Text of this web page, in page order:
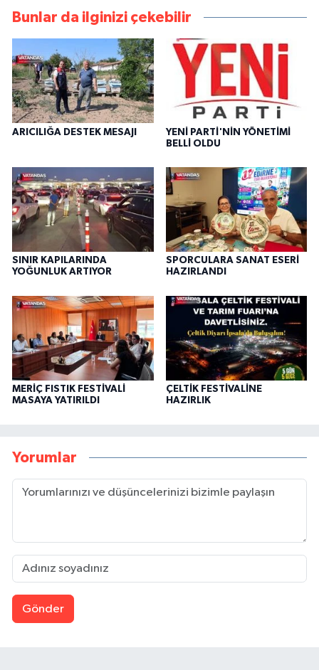
Bunlar da ilginizi çekebilir
ARICILIĞA DESTEK MESAJI
YENİ PARTİ'NİN YÖNETİMİ
BELLİ OLDU
SINIR KAPILARINDA
YOĞUNLUK ARTIYOR
SPORCULARA SANAT ESERİ
HAZIRLANDI
MERİÇ FISTIK FESTİVALİ
MASAYA YATIRILDI
ÇELTİK FESTİVALİNE
HAZIRLIK
Yorumlar
Gönder